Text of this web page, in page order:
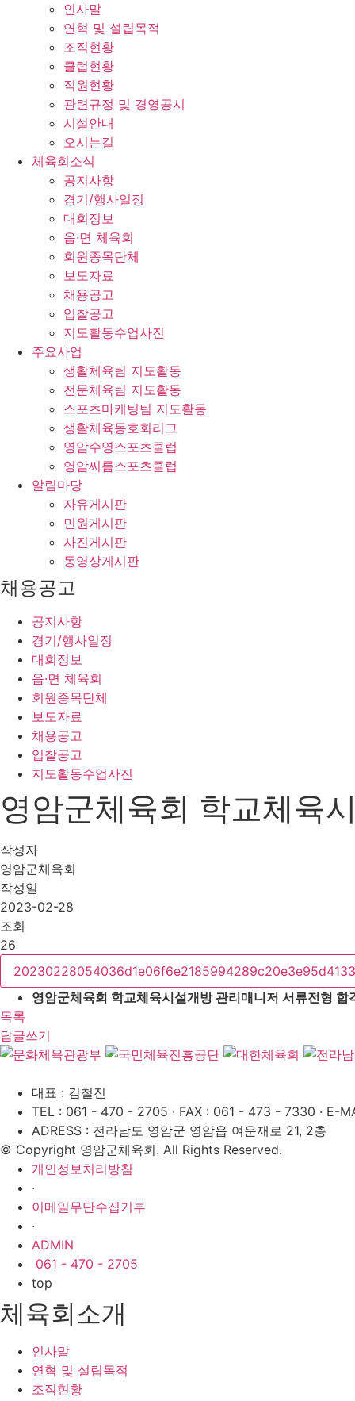
인사말
연혁 및 설립목적
조직현황
클럽현황
직원현황
관련규정 및 경영공시
시설안내
오시는길
체육회소식
공지사항
경기/행사일정
대회정보
읍·면 체육회
회원종목단체
보도자료
채용공고
입찰공고
지도활동수업사진
주요사업
생활체육팀 지도활동
전문체육팀 지도활동
스포츠마케팅팀 지도활동
생활체육동호회리그
영암수영스포츠클럽
영암씨름스포츠클럽
알림마당
자유게시판
민원게시판
사진게시판
동영상게시판
채용공고
공지사항
경기/행사일정
대회정보
읍·면 체육회
회원종목단체
보도자료
채용공고
입찰공고
지도활동수업사진
영암군체육회 학교체육
작성자
영암군체육회
작성일
2023-02-28
조회
26
영암군체육회 학교체육시설개방 관리매니저 서류전형 합
목록
답글쓰기
대표 : 김철진
TEL : 061 - 470 - 2705 · FAX : 061 - 473 - 7330 · E-
ADRESS : 전라남도 영암군 영암읍 여운재로 21, 2층
© Copyright 영암군체육회. All Rights Reserved.
개인정보처리방침
·
이메일무단수집거부
·
ADMIN
061 - 470 - 2705
top
체육회소개
인사말
연혁 및 설립목적
조직현황